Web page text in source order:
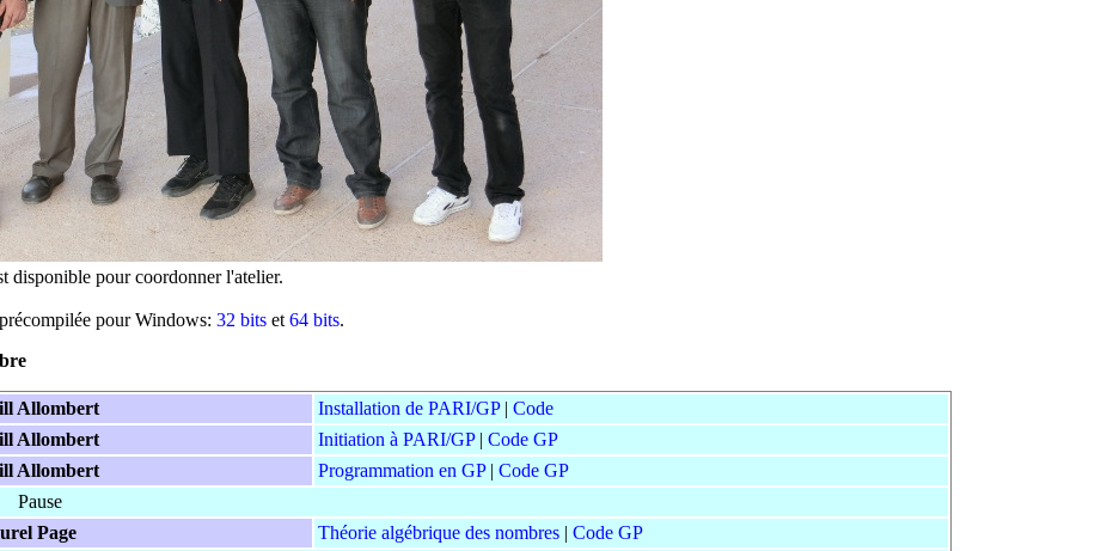
disponible pour coordonner l'atelier.
pour Windows:32 bits et64 bits.
Allombert Installation de PARI/GP|Code
Allombert Initiation à PARI/GP|Code GP
Allombert Programmation en GP|Code GP
Pause
Page Théorie algébrique des nombres |Code GP